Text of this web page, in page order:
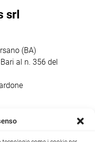
[…]
srl
(BA)
al n. 356 del